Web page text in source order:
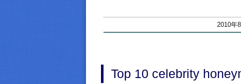
2010年
Top 10 celebrity